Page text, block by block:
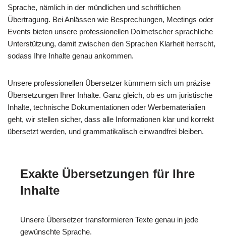
Sprache, nämlich in der mündlichen und schriftlichen
Übertragung. Bei Anlässen wie Besprechungen, Meetings oder
Events bieten unsere professionellen Dolmetscher sprachliche
Unterstützung, damit zwischen den Sprachen Klarheit herrscht,
sodass Ihre Inhalte genau ankommen.
Unsere professionellen Übersetzer kümmern sich um präzise
Übersetzungen Ihrer Inhalte. Ganz gleich, ob es um juristische
Inhalte, technische Dokumentationen oder Werbematerialien
geht, wir stellen sicher, dass alle Informationen klar und korrekt
übersetzt werden, und grammatikalisch einwandfrei bleiben.
Exakte Übersetzungen für Ihre
Inhalte
Unsere Übersetzer transformieren Texte genau in jede
gewünschte Sprache.